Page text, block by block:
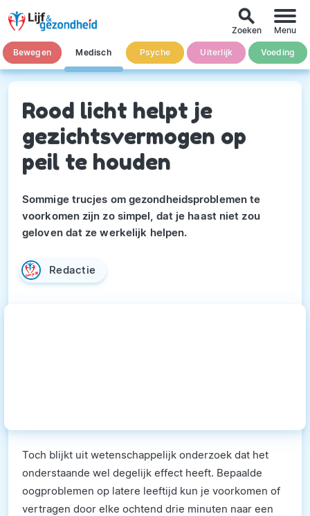
Bewegen Medisch Psyche Uiterlijk Voeding
search
Zoeken Menu
Rood licht helpt je
gezichtsvermogen op
peil te houden
Sommige trucjes om gezondheidsproblemen te
voorkomen zijn zo simpel, dat je haast niet zou
geloven dat ze werkelijk helpen.
Redactie
Toch blijkt uit wetenschappelijk onderzoek dat het
onderstaande wel degelijk effect heeft. Bepaalde
oogproblemen op latere leeftijd kun je voorkomen of
vertragen door elke ochtend drie minuten naar een